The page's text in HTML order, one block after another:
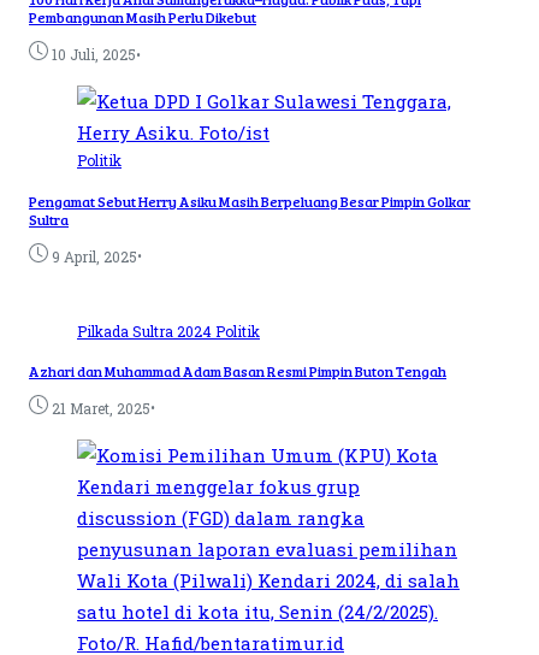
Pembangunan Masih Perlu Dikebut
10 Juli, 2025•
Politik
Pengamat Sebut Herry Asiku Masih Berpeluang Besar Pimpin Golkar
Sultra
9 April, 2025•
Pilkada Sultra 2024Politik
Azhari dan Muhammad Adam Basan Resmi Pimpin Buton Tengah
21 Maret, 2025•